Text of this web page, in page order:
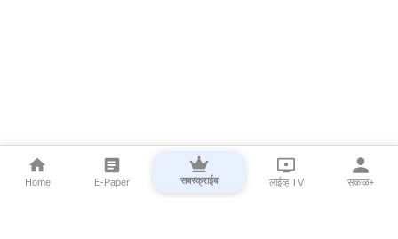
Home E-Paper सबस्क्राईब लाईव्ह TV सकाळ+